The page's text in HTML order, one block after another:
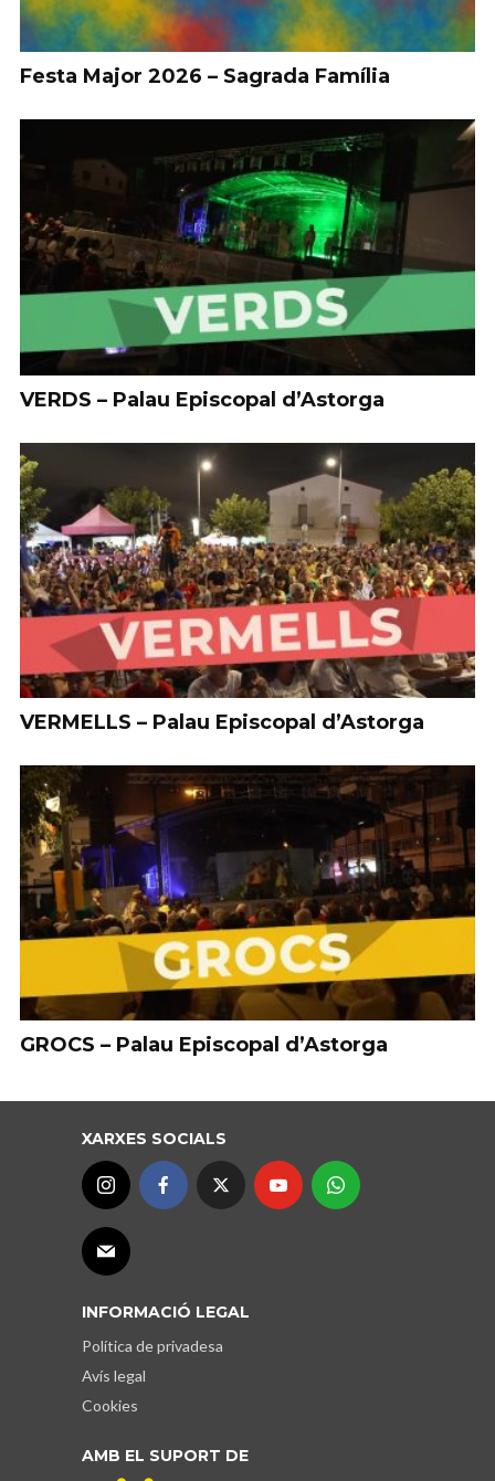
Festa Major 2026 – Sagrada Família
VERDS – Palau Episcopal d’Astorga
VERMELLS – Palau Episcopal d’Astorga
GROCS – Palau Episcopal d’Astorga
XARXES SOCIALS
INFORMACIÓ LEGAL
Política de privadesa
Avís legal
Cookies
AMB EL SUPORT DE